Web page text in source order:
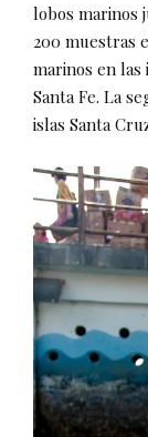
lobos marinos
200 muestras
marinos en las
Santa Fe. La
islas Santa